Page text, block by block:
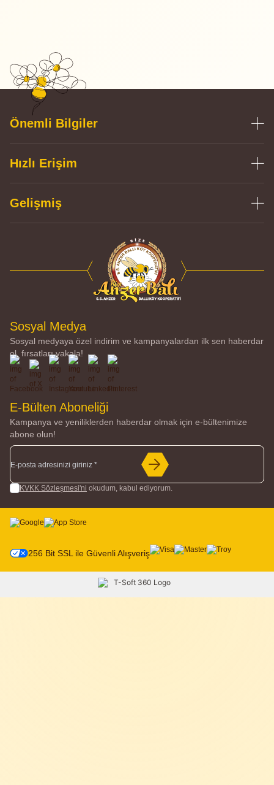
Önemli Bilgiler
Hızlı Erişim
Gelişmiş
Sosyal Medya
Sosyal medyaya özel indirim ve kampanyalardan ilk sen haberdar
ol, fırsatları yakala!
Facebook
X İnstagramYoutubeLinkedin
E-Bülten Aboneliği
Kampanya ve yeniliklerden haberdar olmak için e-bültenimize
abone olun!
KVKK Sözleşmesi'ni okudum, kabul ediyorum.
256 Bit SSL ile Güvenli Alışveriş